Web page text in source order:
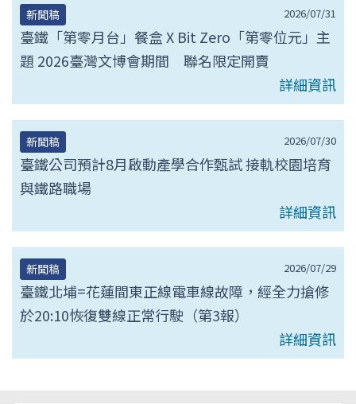
2026/07/31
新聞稿
臺鐵「第零月台」餐盒 X Bit Zero「第零位元」主
題 2026臺灣文博會期間 聯名限定開賣
詳細資訊
2026/07/30
新聞稿
臺鐵公司預計8月啟動產學合作甄試 接軌校園培育
與鐵路職場
詳細資訊
2026/07/29
新聞稿
臺鐵北埔=花蓮間東正線電車線故障，經全力搶修
於20:10恢復雙線正常行駛（第3報）
詳細資訊